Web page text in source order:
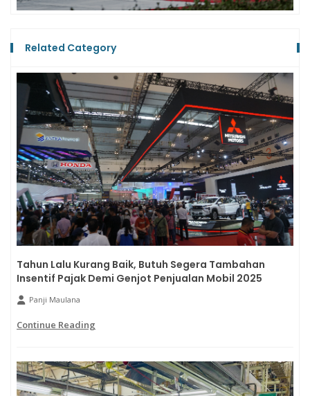
Related Category
Tahun Lalu Kurang Baik, Butuh Segera Tambahan
Insentif Pajak Demi Genjot Penjualan Mobil 2025
Panji Maulana
Continue Reading